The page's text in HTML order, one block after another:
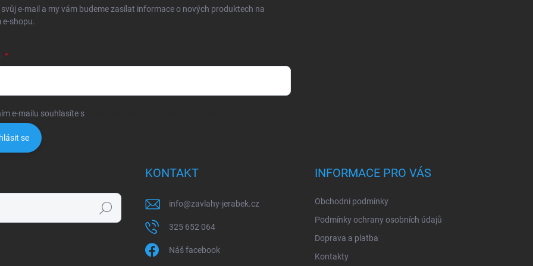
e-mail a my vám budeme zasílat informace o nových produktech na
e-shopu.
e-mailu souhlasíte s
se
Hledat
KONTAKT
info@zavlahy-jerabek.cz
325 652 064
Náš facebook
INFORMACE PRO VÁS
Obchodní podmínky
Podmínky ochrany osobních údajů
Doprava a platba
Kontakty